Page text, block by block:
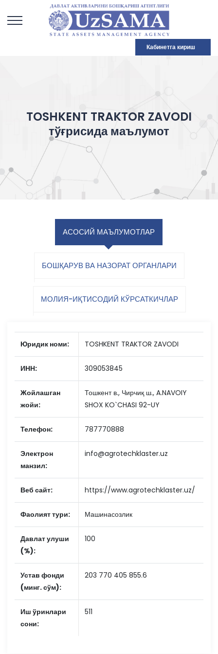
Кабинетга кириш
TOSHKENT TRAKTOR ZAVODI
тўғрисида маълумот
АСОСИЙ МАЪЛУМОТЛАР
БОШҚАРУВ ВА НАЗОРАТ ОРГАНЛАРИ
МОЛИЯ-ИҚТИСОДИЙ КЎРСАТКИЧЛАР
Юридик номи: TOSHKENT TRAKTOR ZAVODI
ИНН: 309053845
Жойлашган
жойи:
Тошкент в., Чирчиқ ш., A.NAVOIY
SHOX KO`CHASI 92-UY
Телефон: 787770888
Электрон
манзил:
info@agrotechklaster.uz
Веб сайт: https://www.agrotechklaster.uz/
Фаолият тури: Машинасозлик
Давлат улуши
(%):
100
Устав фонди
(минг. сўм):
203 770 405 855.6
Иш ўринлари
сони:
511